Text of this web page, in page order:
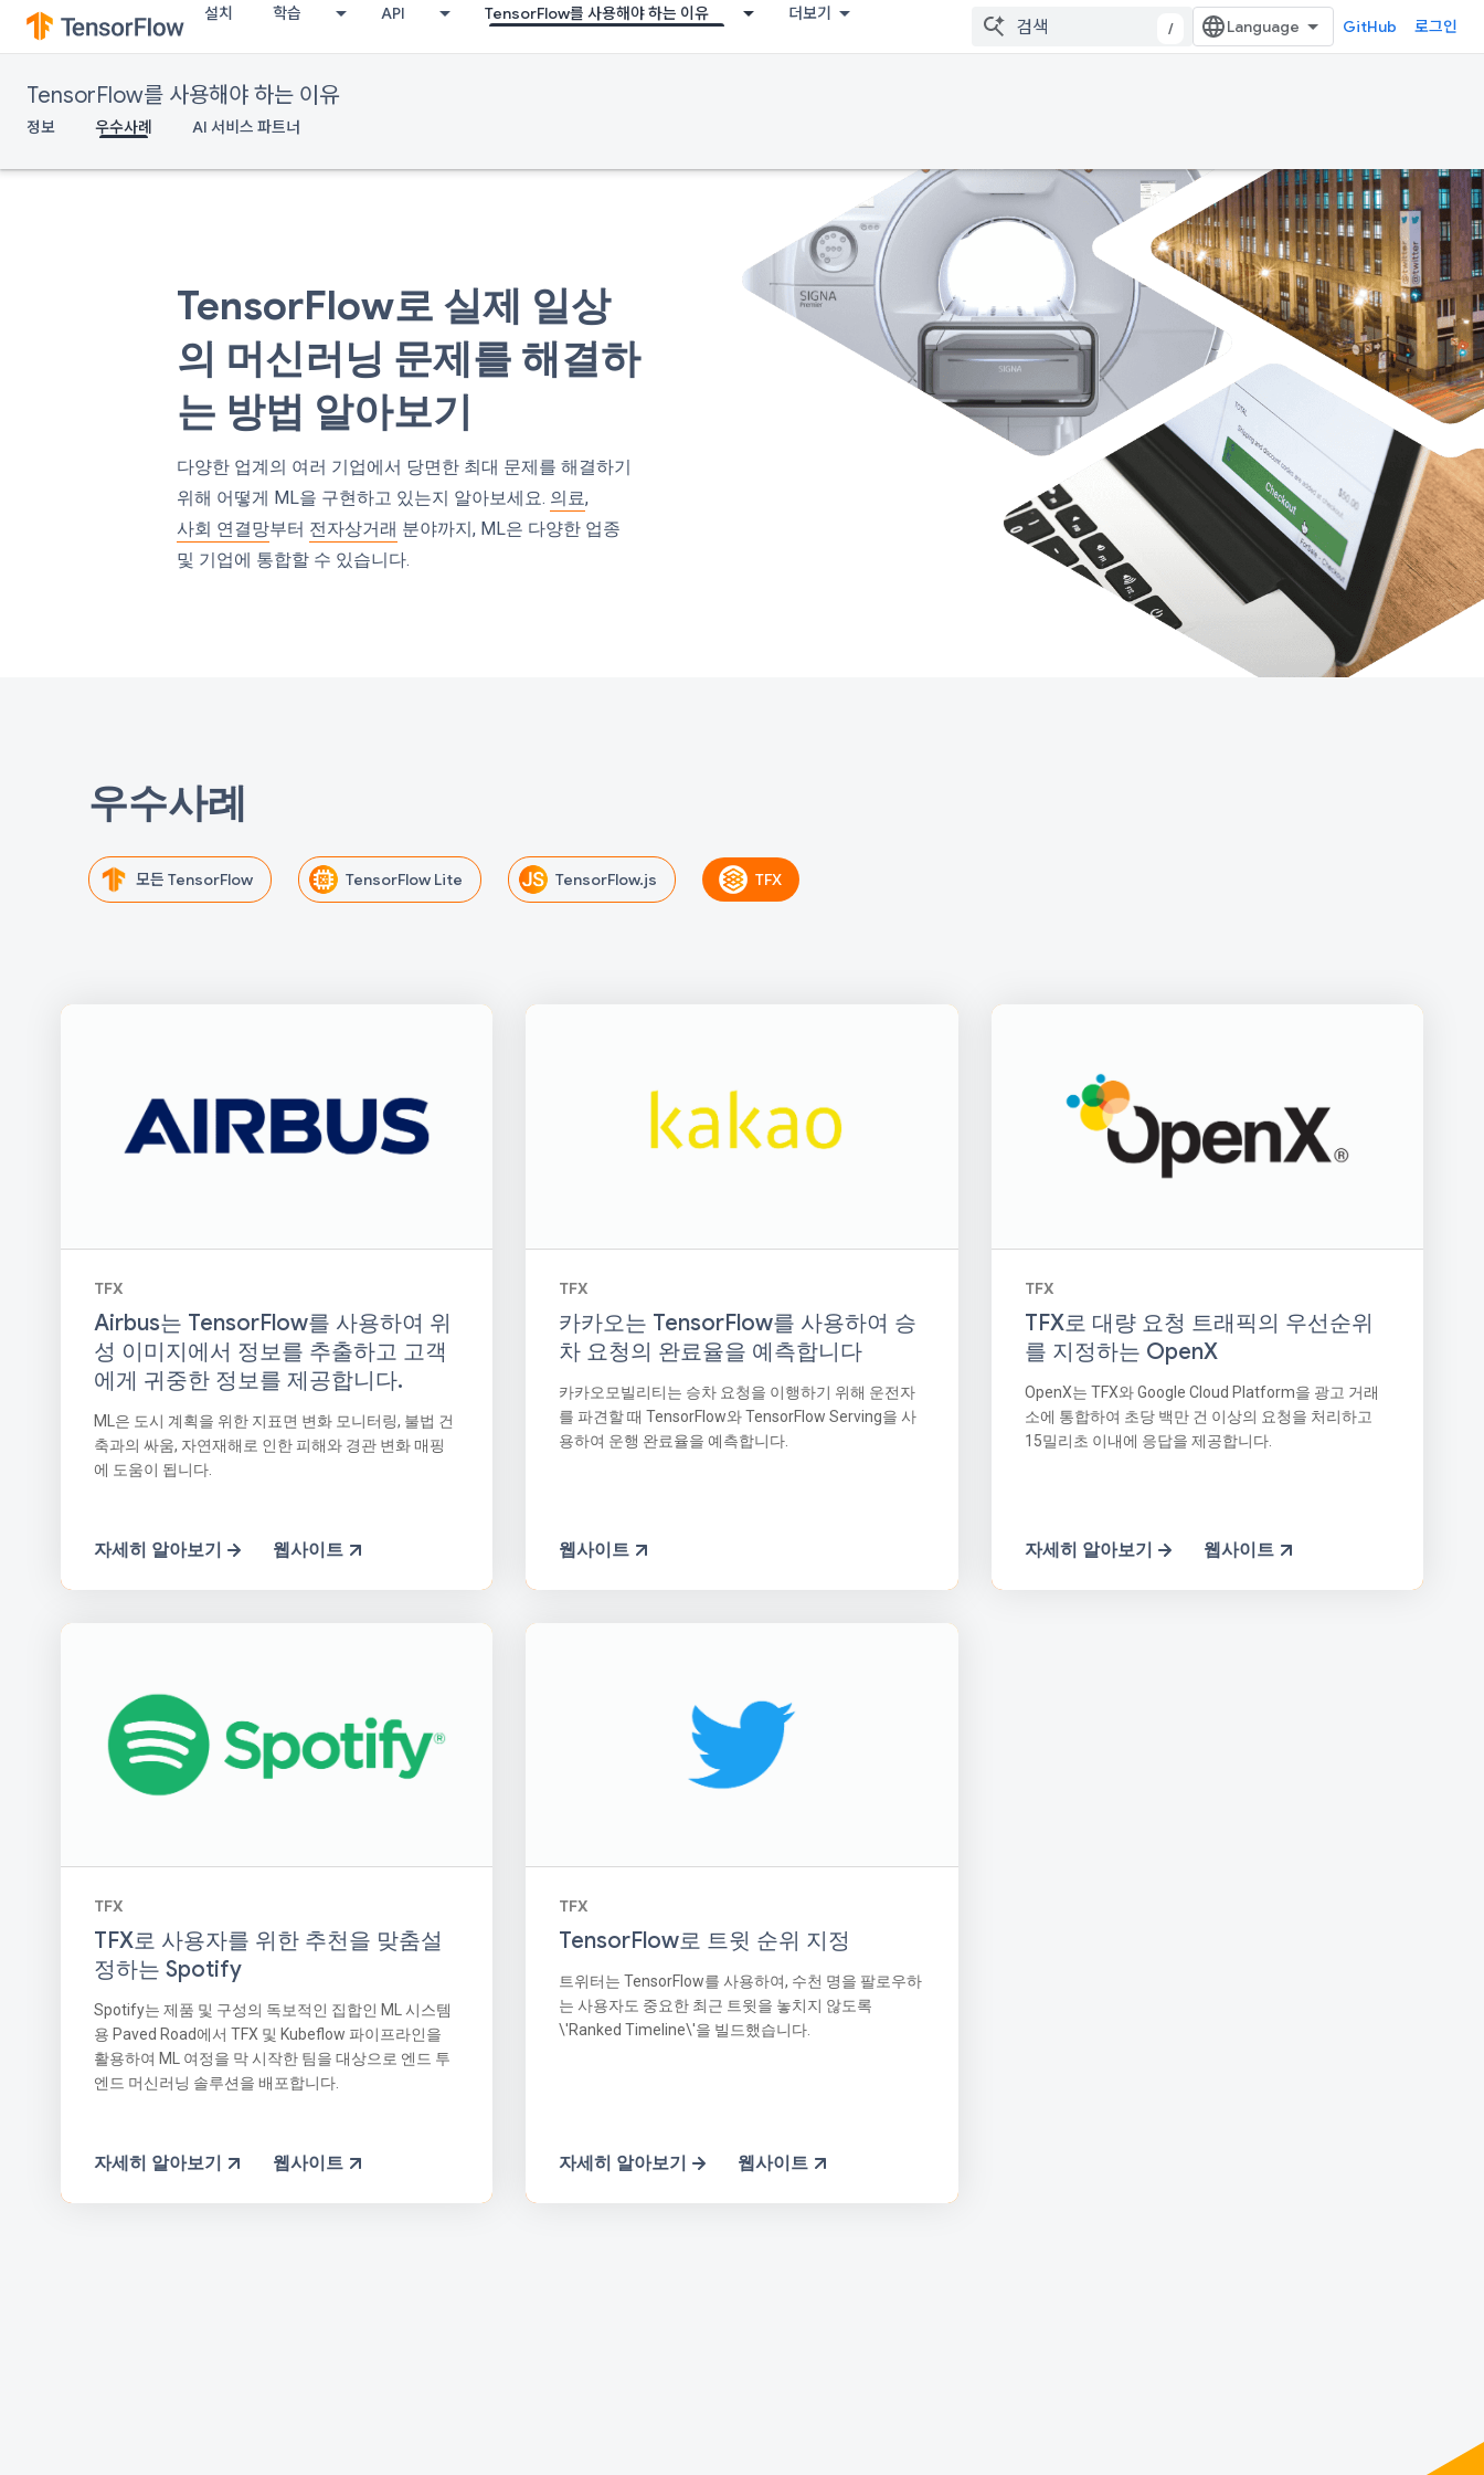
설치 학습 API TensorFlow를 사용해야 하는 이유 더보기
/ GitHub 로그인
TensorFlow를 사용해야 하는 이유
정보 우수사례 AI 서비스 파트너
TensorFlow로 실제 일상
의 머신러닝 문제를 해결하
는 방법 알아보기
다양한 업계의 여러 기업에서 당면한 최대 문제를 해결하기
위해 어떻게 ML을 구현하고 있는지 알아보세요. 의료,
사회 연결망부터 전자상거래 분야까지, ML은 다양한 업종
및 기업에 통합할 수 있습니다.
우수사례
모든 TensorFlow TensorFlow Lite TensorFlow.js TFX
TFX
Airbus는 TensorFlow를 사용하여 위
성 이미지에서 정보를 추출하고 고객
에게 귀중한 정보를 제공합니다.
ML은 도시 계획을 위한 지표면 변화 모니터링, 불법 건
축과의 싸움, 자연재해로 인한 피해와 경관 변화 매핑
에 도움이 됩니다.
자세히 알아보기 웹사이트
TFX
카카오는 TensorFlow를 사용하여 승
차 요청의 완료율을 예측합니다
카카오모빌리티는 승차 요청을 이행하기 위해 운전자
를 파견할 때 TensorFlow와 TensorFlow Serving을 사
용하여 운행 완료율을 예측합니다.
웹사이트
TFX
TFX로 대량 요청 트래픽의 우선순위
를 지정하는 OpenX
OpenX는 TFX와 Google Cloud Platform을 광고 거래
소에 통합하여 초당 백만 건 이상의 요청을 처리하고
15밀리초 이내에 응답을 제공합니다.
자세히 알아보기 웹사이트
TFX
TFX로 사용자를 위한 추천을 맞춤설
정하는 Spotify
Spotify는 제품 및 구성의 독보적인 집합인 ML 시스템
용 Paved Road에서 TFX 및 Kubeflow 파이프라인을
활용하여 ML 여정을 막 시작한 팀을 대상으로 엔드 투
엔드 머신러닝 솔루션을 배포합니다.
자세히 알아보기 웹사이트
TFX
TensorFlow로 트윗 순위 지정
트위터는 TensorFlow를 사용하여, 수천 명을 팔로우하
는 사용자도 중요한 최근 트윗을 놓치지 않도록
\'Ranked Timeline\'을 빌드했습니다.
자세히 알아보기 웹사이트